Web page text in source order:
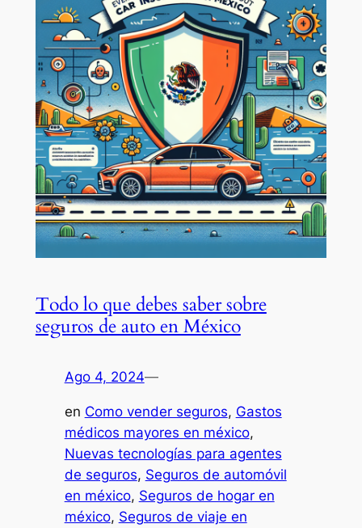
Todo lo que debes saber sobre
seguros de auto en México
Ago 4, 2024—
en Como vender seguros, Gastos
médicos mayores en méxico
Nuevas tecnologías para agentes
de seguros, Seguros de automóvil
en méxico, Seguros de hogar en
méxico, Seguros de viaje en